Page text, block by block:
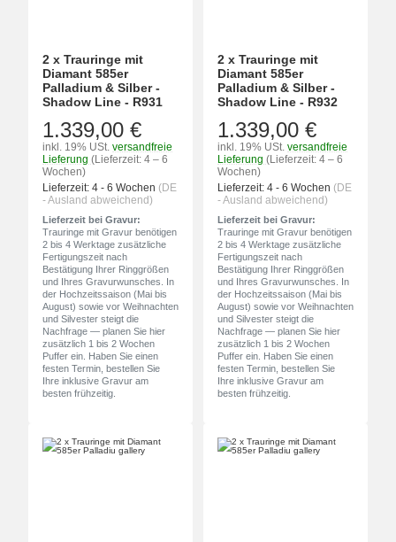
2 x Trauringe mit
Diamant 585er
Palladium & Silber -
Shadow Line - R931
1.339,00 €
inkl. 19% USt. versandfreie
Lieferung (Lieferzeit: 4 – 6
Wochen)
Lieferzeit: 4 - 6 Wochen (DE
- Ausland abweichend)
Lieferzeit bei Gravur:
Trauringe mit Gravur benötigen
2 bis 4 Werktage zusätzliche
Fertigungszeit nach
Bestätigung Ihrer Ringgrößen
und Ihres Gravurwunsches. In
der Hochzeitssaison (Mai bis
August) sowie vor Weihnachten
und Silvester steigt die
Nachfrage — planen Sie hier
zusätzlich 1 bis 2 Wochen
Puffer ein. Haben Sie einen
festen Termin, bestellen Sie
Ihre inklusive Gravur am
besten frühzeitig.
2 x Trauringe mit
Diamant 585er
Palladium & Silber -
Shadow Line - R932
1.339,00 €
inkl. 19% USt. versandfreie
Lieferung (Lieferzeit: 4 – 6
Wochen)
Lieferzeit: 4 - 6 Wochen (DE
- Ausland abweichend)
Lieferzeit bei Gravur:
Trauringe mit Gravur benötigen
2 bis 4 Werktage zusätzliche
Fertigungszeit nach
Bestätigung Ihrer Ringgrößen
und Ihres Gravurwunsches. In
der Hochzeitssaison (Mai bis
August) sowie vor Weihnachten
und Silvester steigt die
Nachfrage — planen Sie hier
zusätzlich 1 bis 2 Wochen
Puffer ein. Haben Sie einen
festen Termin, bestellen Sie
Ihre inklusive Gravur am
besten frühzeitig.